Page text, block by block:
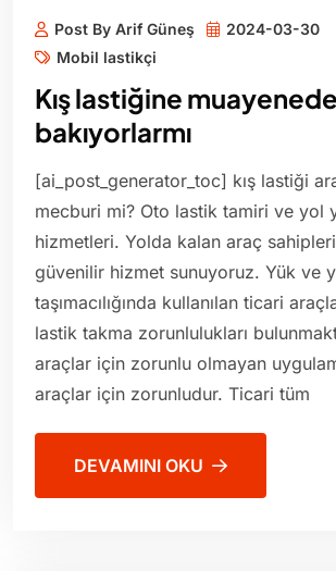
Post By Arif Güneş
2024-03-30
Mobil lastikçi
Kış lastiğine muayenede
bakıyorlarmı
[ai_post_generator_toc] kış lastiği
mecburi mi? Oto lastik tamiri ve yol
hizmetleri. Yolda kalan araç
güvenilir hizmet sunuyoruz. Yük ve
taşımacılığında kullanılan ticari
lastik takma zorunlulukları
araçlar için zorunlu olmayan
araçlar için zorunludur. Ticari tüm
DEVAMINI OKU